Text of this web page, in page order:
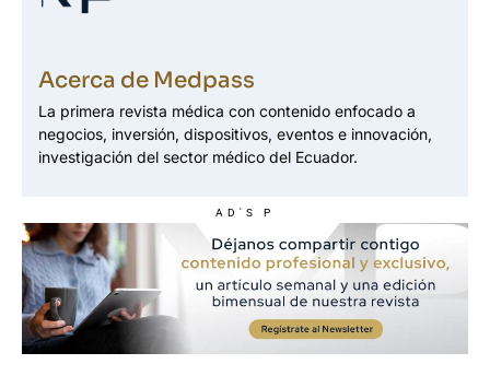
Acerca de Medpass
La primera revista médica con contenido enfocado a
negocios, inversión, dispositivos, eventos e innovación,
investigación del sector médico del Ecuador.
AD'S P